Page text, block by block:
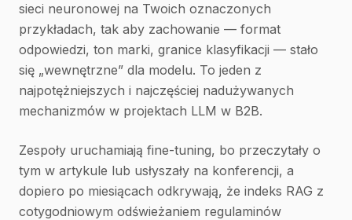
sieci neuronowej na Twoich oznaczonych
przykładach, tak aby zachowanie — format
odpowiedzi, ton marki, granice klasyfikacji — stało
się „wewnętrzne” dla modelu. To jeden z
najpotężniejszych i najczęściej nadużywanych
mechanizmów w projektach LLM w B2B.
Zespoły uruchamiają fine-tuning, bo przeczytały o
tym w artykule lub usłyszały na konferencji, a
dopiero po miesiącach odkrywają, że indeks RAG z
cotygodniowym odświeżaniem regulaminów